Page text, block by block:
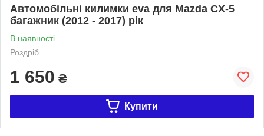
Автомобільні килимки eva для Mazda CX-5
багажник (2012 - 2017) рік
В наявності
Роздріб
1 650 ₴
Купити